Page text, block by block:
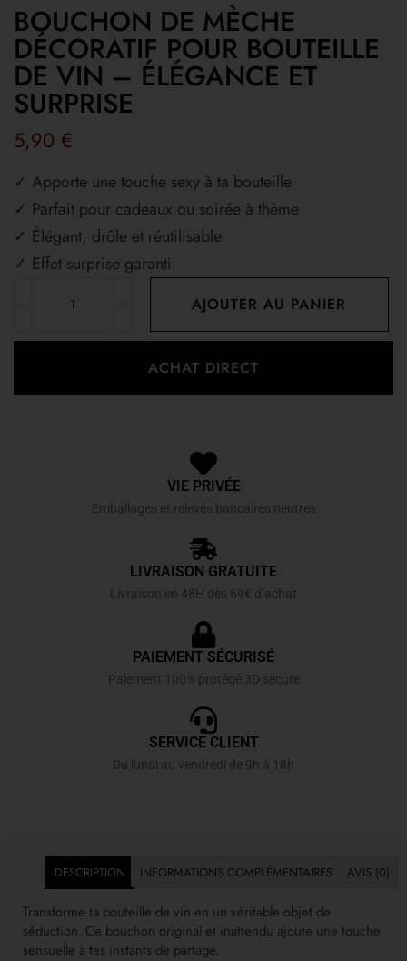
BOUCHON DE MÈCHE
DÉCORATIF POUR BOUTEILLE
DE VIN – ÉLÉGANCE ET
SURPRISE
5,90 €
✓ Apporte une touche sexy à ta bouteille
✓ Parfait pour cadeaux ou soirée à thème
✓ Élégant, drôle et réutilisable
✓ Effet surprise garanti
AJOUTER AU PANIER
ACHAT DIRECT
VIE PRIVÉE
Emballages et relevés bancaires neutres
LIVRAISON GRATUITE
Livraison en 48H dès 69€ d’achat
PAIEMENT SÉCURISÉ
Paiement 100% protégé 3D secure
SERVICE CLIENT
Du lundi au vendredi de 9h à 18h
DESCRIPTION INFORMATIONS COMPLÉMENTAIRES AVIS (0)
Transforme ta bouteille de vin en un véritable objet de
séduction. Ce bouchon original et inattendu ajoute une touche
sensuelle à tes instants de partage.